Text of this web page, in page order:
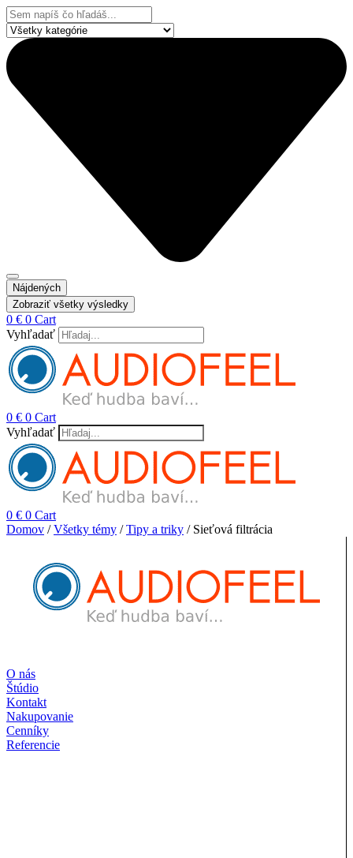
Preskočiť
na
obsah
Search
...
Nájdených
Zobraziť všetky výsledky
0 € 0 Cart
Vyhľadať
0 € 0 Cart
Vyhľadať
0 € 0 Cart
Domov /Všetky témy /Tipy a triky / Sieťová filtrácia
O nás
Štúdio
Kontakt
Nakupovanie
Cenníky
Referencie